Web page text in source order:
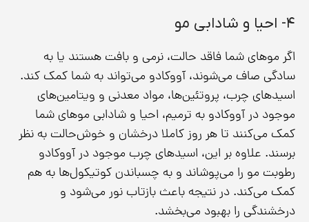
۴- احیا و شادابی مو
اگر موهای شما فاقد حالت، نرمی و بافت هستند یا به
سادگی صاف می‌شوند، آووکادو می‌تواند به شما کمک کند.
اسیدهای چرب، پروتئین‌ها، مواد معدنی و ویتامین‌های
موجود در آووکادو به ترمیم، احیا و شادابی موهای شما
کمک می‌کنند تا هر روز کاملا درخشان و خوش‌حالت به نظر
برسند. علاوه بر این، اسیدهای چرب موجود در آووکادو
رطوبت مو را می‌پوشاند و به چسباندن کوتیکول‌ها به هم
کمک می‌کند. در نتیجه باعث بازتاب نور می‌شود و
درخشندگی را بهبود می‌بخشد.